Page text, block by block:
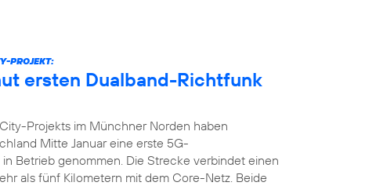
PROJEKT:
ersten Dualband-Richtfunk
Projekts im Münchner Norden haben
Mitte Januar eine erste 5G-
Betrieb genommen. Die Strecke verbindet einen
als fünf Kilometern mit dem Core-Netz. Beide